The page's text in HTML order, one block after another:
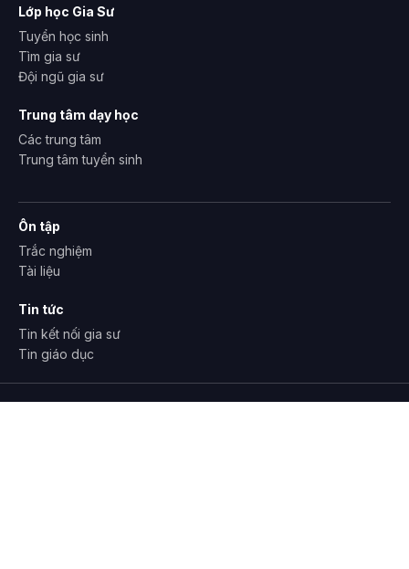
Lớp học Gia Sư
Tuyển học sinh
Tìm gia sư
Đội ngũ gia sư
Trung tâm dạy học
Các trung tâm
Trung tâm tuyển sinh
Ôn tập
Trắc nghiệm
Tài liệu
Tin tức
Tin kết nối gia sư
Tin giáo dục